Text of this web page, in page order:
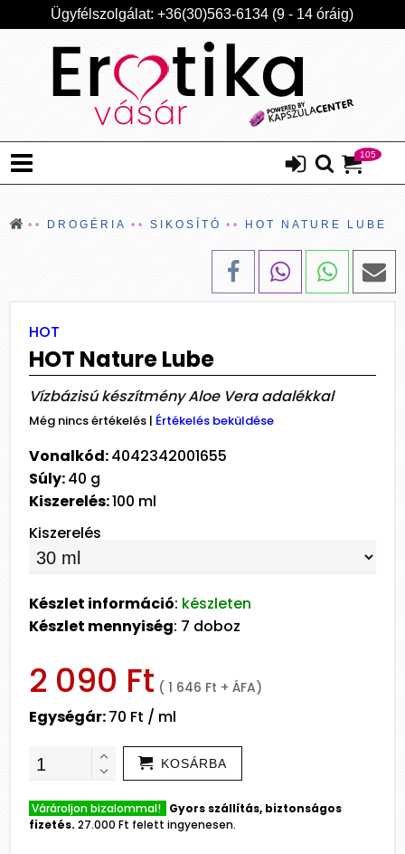
Ügyfélszolgálat: +36(30)563-6134 (9 - 14 óráig)
105
DROGÉRIA SIKOSÍTÓ HOT NATURE LUBE
HOT
HOT Nature Lube
Vízbázisú készítmény Aloe Vera adalékkal
Még nincs értékelés | Értékelés beküldése
Vonalkód:4042342001655
Súly:40 g
Kiszerelés:100 ml
Kiszerelés
Készlet információ: készleten
Készlet mennyiség: 7 doboz
2 090 Ft ( 1 646 Ft + ÁFA)
Egységár:70 Ft / ml
KOSÁRBA
Várároljon bizalommal! Gyors szállítás, biztonságos
fizetés. 27.000 Ft felett ingyenesen.